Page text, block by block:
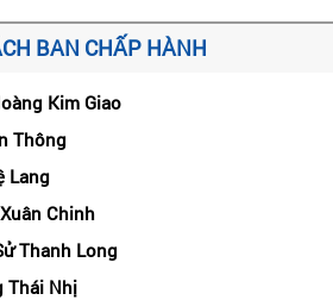
BAN CHẤP HÀNH
Kim Giao
Thông
Lang
Chinh
Thanh Long
Thái Nhị